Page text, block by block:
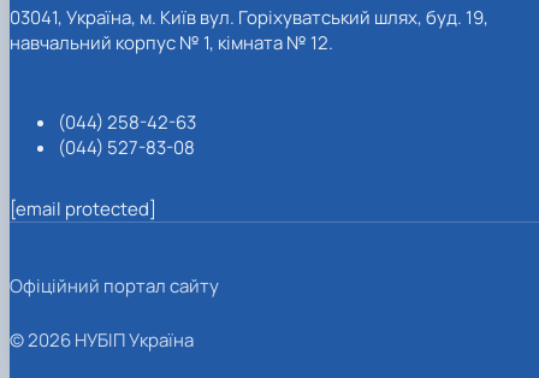
03041, Україна, м. Київ вул. Горіхуватський шлях, буд. 19,
навчальний корпус № 1, кімната № 12.
(044) 258-42-63
(044) 527-83-08
[email protected]
Офіційний портал сайту
© 2026 НУБІП Україна